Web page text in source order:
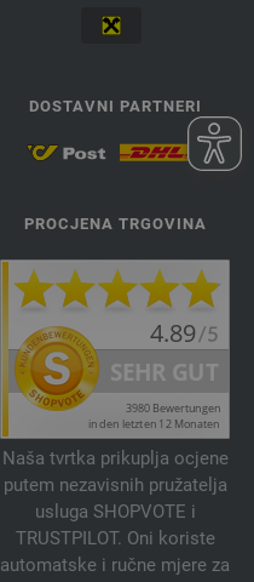
DOSTAVNI PARTNERI
PROCJENA TRGOVINA
Naša tvrtka prikuplja ocjene
putem nezavisnih pružatelja
usluga SHOPVOTE i
TRUSTPILOT. Oni koriste
automatske i ručne mjere za